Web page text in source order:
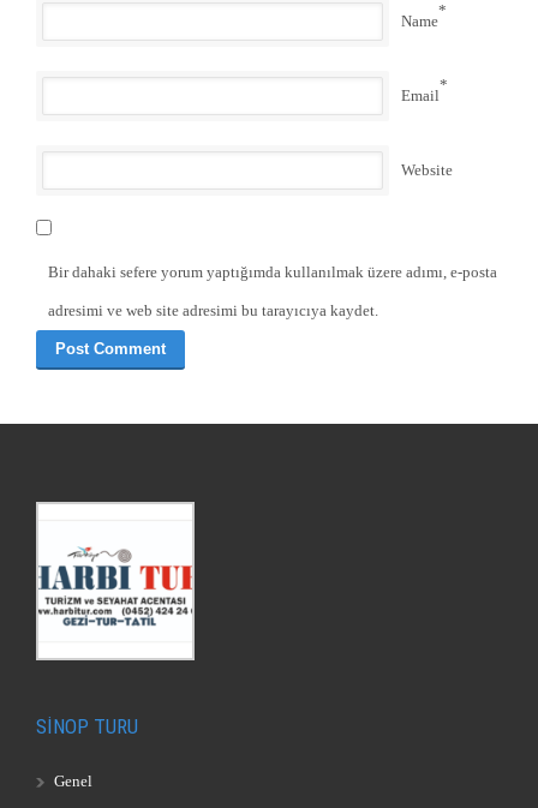
Name
*
Email
*
Website
Bir dahaki sefere yorum yaptığımda kullanılmak üzere adımı, e-posta
adresimi ve web site adresimi bu tarayıcıya kaydet.
SİNOP TURU
Genel